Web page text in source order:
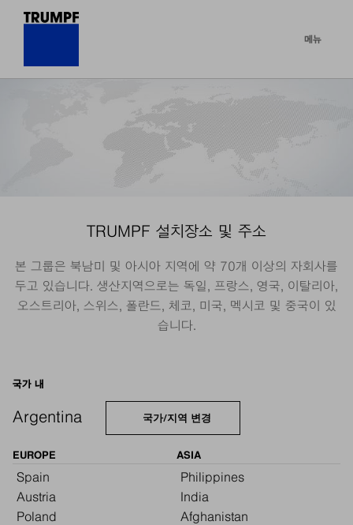
메뉴
TRUMPF 설치장소 및 주소
본 그룹은 북남미 및 아시아 지역에 약 70개 이상의 자회사를
두고 있습니다. 생산지역으로는 독일, 프랑스, 영국, 이탈리아,
오스트리아, 스위스, 폴란드, 체코, 미국, 멕시코 및 중국이 있
습니다.
국가 내
Argentina 국가/지역 변경
EUROPE
Spain
Austria
Poland
ASIA
Philippines
India
Afghanistan